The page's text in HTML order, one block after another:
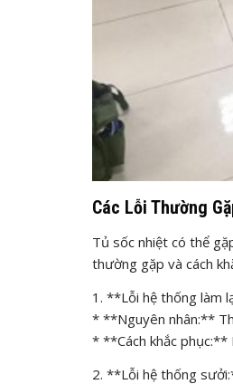
Các Lỗi Thường
Tủ sốc nhiệt có thể
thường gặp và cách
1. **Lỗi hệ thống làm
* **Nguyên nhân:**
* **Cách khắc phục:**
2. **Lỗi hệ thống